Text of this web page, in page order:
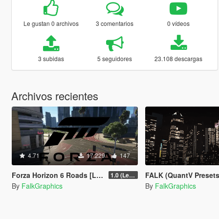
Le gustan 0 archivos 3 comentarios 0 vídeos
3 subidas 5 seguidores 23.108 descargas
Archivos recientes
4.71 17.229 147
Forza Horizon 6 Roads [Legacy | Enhanced | FiveM] 1.0 (Legacy)
By FalkGraphics
FALK (QuantV
By FalkGraphics